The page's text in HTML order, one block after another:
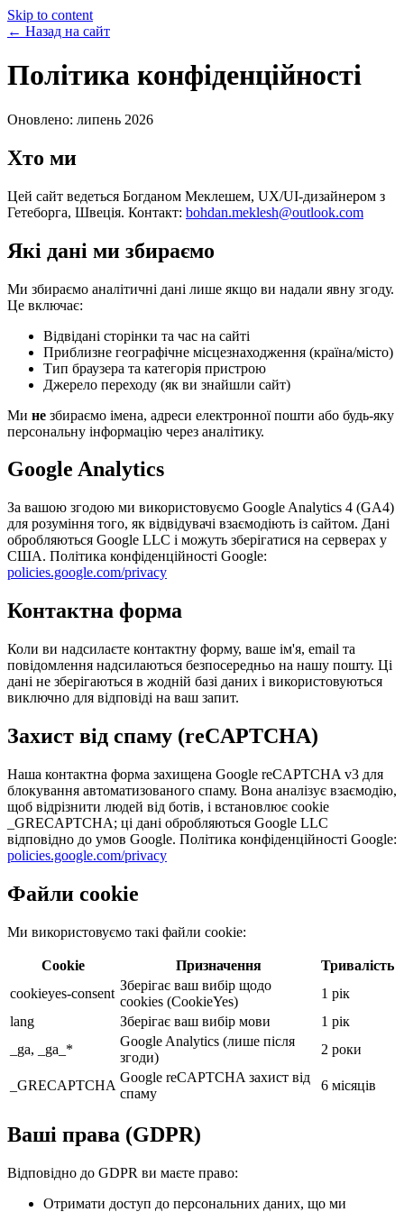
Skip to content
← Назад на сайт
Політика конфіденційності
Оновлено: липень 2026
Хто ми
Цей сайт ведеться Богданом Меклешем, UX/UI-дизайнером з
Гетеборга, Швеція. Контакт: bohdan.meklesh@outlook.com
Які дані ми збираємо
Ми збираємо аналітичні дані лише якщо ви надали явну згоду.
Це включає:
Відвідані сторінки та час на сайті
Приблизне географічне місцезнаходження (країна/місто)
Тип браузера та категорія пристрою
Джерело переходу (як ви знайшли сайт)
Ми не збираємо імена, адреси електронної пошти або будь-яку
персональну інформацію через аналітику.
Google Analytics
За вашою згодою ми використовуємо Google Analytics 4 (GA4)
для розуміння того, як відвідувачі взаємодіють із сайтом. Дані
обробляються Google LLC і можуть зберігатися на серверах у
США. Політика конфіденційності Google:
policies.google.com/privacy
Контактна форма
Коли ви надсилаєте контактну форму, ваше ім'я, email та
повідомлення надсилаються безпосередньо на нашу пошту. Ці
дані не зберігаються в жодній базі даних і використовуються
виключно для відповіді на ваш запит.
Захист від спаму (reCAPTCHA)
Наша контактна форма захищена Google reCAPTCHA v3 для
блокування автоматизованого спаму. Вона аналізує взаємодію,
щоб відрізнити людей від ботів, і встановлює cookie
_GRECAPTCHA; ці дані обробляються Google LLC
відповідно до умов Google. Політика конфіденційності Google:
policies.google.com/privacy
Файли cookie
Ми використовуємо такі файли cookie:
Cookie Призначення
Тривалість
cookieyes-consent
Зберігає ваш вибір щодо
cookies (CookieYes)
1 рік
lang
Зберігає ваш вибір мови
1 рік
_ga, _ga_*
Google Analytics (лише після
згоди)
2 роки
_GRECAPTCHA
Google reCAPTCHA захист від
спаму
6 місяців
Ваші права (GDPR)
Відповідно до GDPR ви маєте право:
Отримати доступ до персональних даних, що ми